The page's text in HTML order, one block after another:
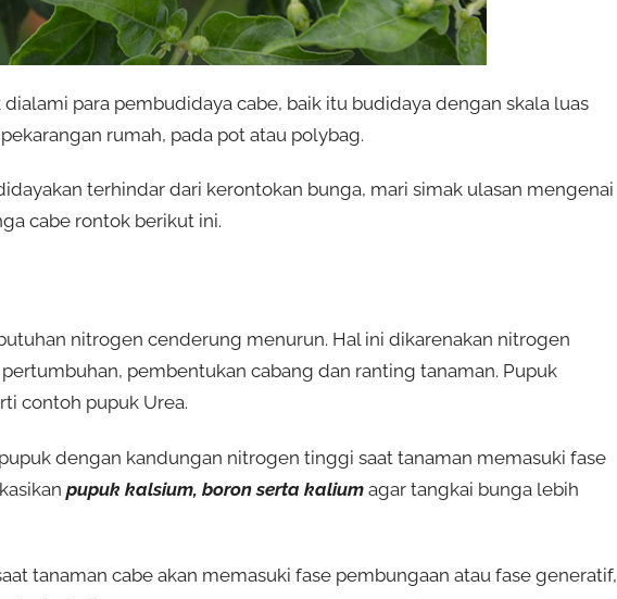
para pembudidaya cabe, baik itu budidaya dengan skala luas
rumah, pada pot atau polybag.
terhindar dari kerontokan bunga, mari simak ulasan mengenai
cabe rontok berikut ini.
nitrogen cenderung menurun. Hal ini dikarenakan nitrogen
pembentukan cabang dan ranting tanaman. Pupuk
contoh pupuk Urea.
dengan kandungan nitrogen tinggi saat tanaman memasuki fase
pupuk kalsium, boron serta kalium agar tangkai bunga lebih
tanaman cabe akan memasuki fase pembungaan atau fase generatif,